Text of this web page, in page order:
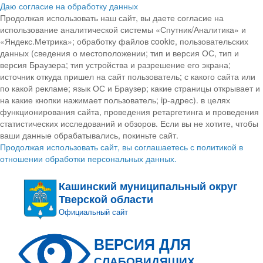
Даю согласие на обработку данных
Продолжая использовать наш сайт, вы даете согласие на
использование аналитической системы «Спутник/Аналитика» и
«Яндекс.Метрика»; обработку файлов cookie, пользовательских
данных (сведения о местоположении; тип и версия ОС, тип и
версия Браузера; тип устройства и разрешение его экрана;
источник откуда пришел на сайт пользователь; с какого сайта или
по какой рекламе; язык ОС и Браузер; какие страницы открывает и
на какие кнопки нажимает пользователь; ip-адрес). в целях
функционирования сайта, проведения ретаргетинга и проведения
статистических исследований и обзоров. Если вы не хотите, чтобы
ваши данные обрабатывались, покиньте сайт.
Продолжая использовать сайт, вы соглашаетесь с политикой в
отношении обработки персональных данных.